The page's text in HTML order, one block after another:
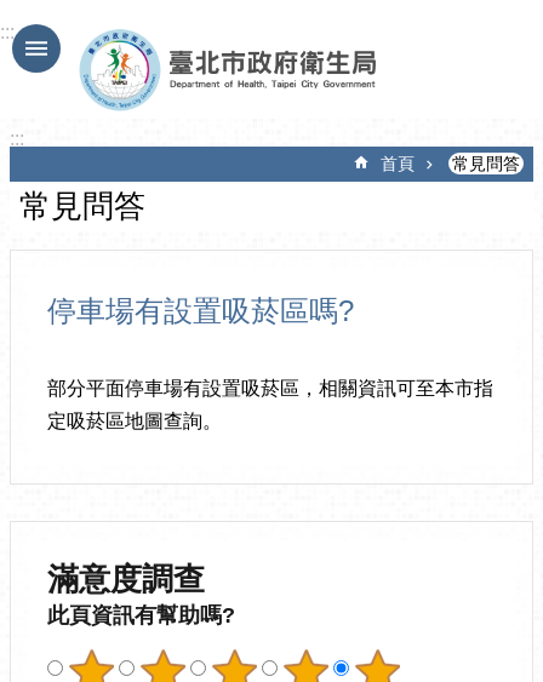
跳到主要內容區塊
:::
:::
首頁 常見問答
常見問答
停車場有設置吸菸區嗎?
部分平面停車場有設置吸菸區，相關資訊可至本市指
定吸菸區地圖查詢。
滿意度調查
此頁資訊有幫助嗎?